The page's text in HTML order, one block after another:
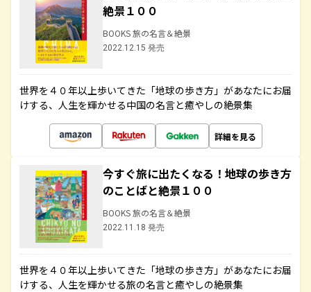
絶景１００
BOOKS 旅の名言＆絶景
2022.12.15 発売
世界を４０年以上歩いてきた「地球の歩き方」があなたにお届
けする、人生を輝かせる中国の名言と癒やしの絶景集
詳細を見る
今すぐ旅に出たくなる！地球の歩き方
のことばと絶景１００
BOOKS 旅の名言＆絶景
2022.11.18 発売
世界を４０年以上歩いてきた「地球の歩き方」があなたにお届
けする、人生を輝かせる旅の名言と癒やしの絶景集